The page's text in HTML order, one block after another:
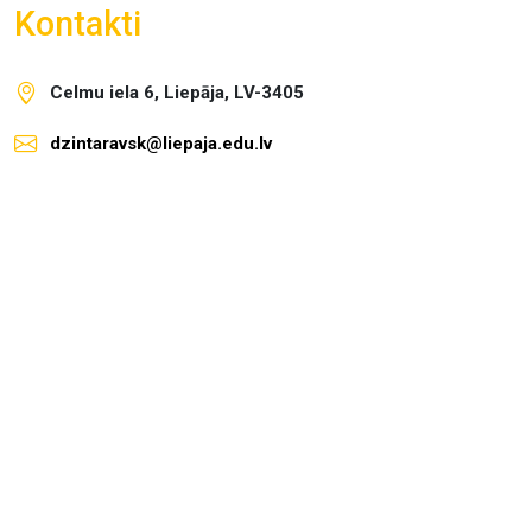
Kontakti
Celmu iela 6, Liepāja, LV-3405
dzintaravsk@liepaja.edu.lv